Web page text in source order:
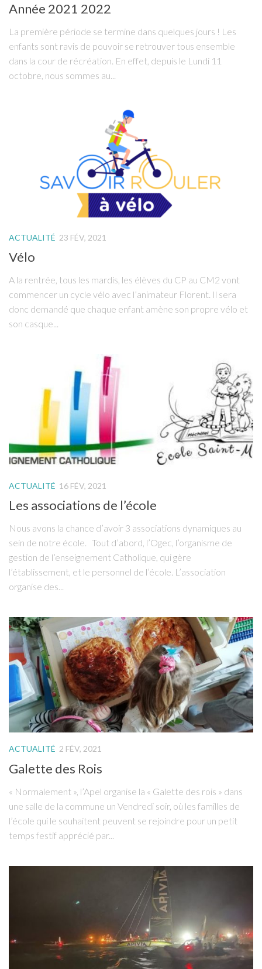
Année 2021 2022
La première période se termine dans quelques jours ! Les
enfants sont ravis de pouvoir se retrouver tous ensemble
dans la cour de récréation. En effet, depuis le Lundi 11
octobre, nous sommes au...
ACTUALITÉ 23 FÉV, 2021
Vélo
A la rentrée, tous les mardis, les élèves du CP au CM2 vont
commencer un cycle vélo avec l’animateur Florent. Il sera
donc demandé que chaque enfant amène son propre vélo et
son casque...
ACTUALITÉ 16 FÉV, 2021
Les associations de l’école
Nous avons la chance d’avoir 3 associations dynamiques au
sein de notre école. Tout d’abord, l’Ogec, l’organisme de
gestion de l’enseignement Catholique, qui gère
l’établissement, et le personnel de l’école. L’association
organise des...
ACTUALITÉ 2 FÉV, 2021
Galette des Rois
« Normalement », l’Apel organise la « Galette des rois » dans
une salle de la commune un Vendredi soir, où les familles de
l’école qui le souhaitent peuvent se rejoindre pour un petit
temps festif apprécié par...